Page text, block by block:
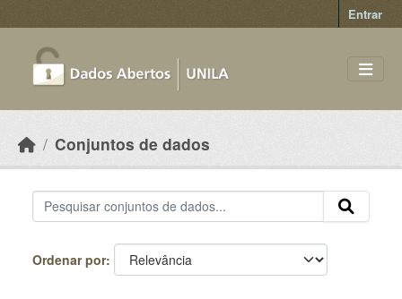
Entrar
Conjuntos de dados
Ordenar por